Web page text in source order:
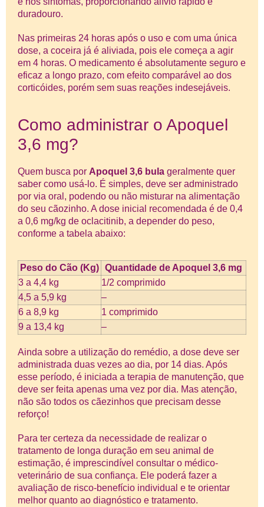
duradouro.
Nas primeiras 24 horas após o uso e com uma única
dose, a coceira já é aliviada, pois ele começa a agir
em 4 horas. O medicamento é absolutamente seguro e
eficaz a longo prazo, com efeito comparável ao dos
corticóides, porém sem suas reações indesejáveis.
Como administrar o Apoquel
3,6 mg?
Quem busca por Apoquel 3,6 bula geralmente quer
saber como usá-lo. É simples, deve ser administrado
por via oral, podendo ou não misturar na alimentação
do seu cãozinho. A dose inicial recomendada é de 0,4
a 0,6 mg/kg de oclacitinib, a depender do peso,
conforme a tabela abaixo:
Peso do Cão (Kg) Quantidade de Apoquel 3,6 mg
3 a 4,4 kg
1/2 comprimido
4,5 a 5,9 kg
–
6 a 8,9 kg
1 comprimido
9 a 13,4 kg
–
Ainda sobre a utilização do remédio, a dose deve ser
administrada duas vezes ao dia, por 14 dias. Após
esse período, é iniciada a terapia de manutenção, que
deve ser feita apenas uma vez por dia. Mas atenção,
não são todos os cãezinhos que precisam desse
reforço!
Para ter certeza da necessidade de realizar o
tratamento de longa duração em seu animal de
estimação, é imprescindível consultar o médico-
veterinário de sua confiança. Ele poderá fazer a
avaliação de risco-benefício individual e te orientar
melhor quanto ao diagnóstico e tratamento.